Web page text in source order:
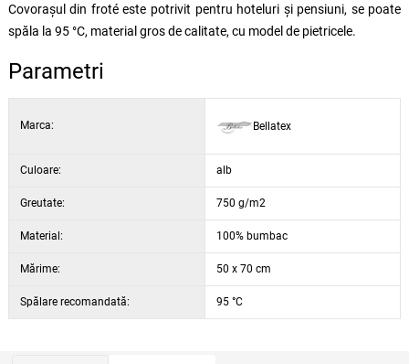
Covorașul din froté este potrivit pentru hoteluri și pensiuni, se poate
spăla la 95 °C, material gros de calitate, cu model de pietricele.
Parametri
Marca: Bellatex
Culoare: alb
Greutate: 750 g/m2
Material: 100% bumbac
Mărime: 50 x 70 cm
Spălare recomandată: 95 °C